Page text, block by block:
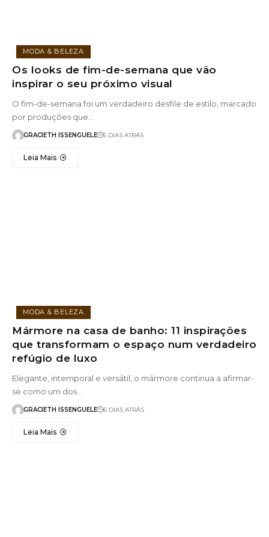
MODA & BELEZA
Os looks de fim-de-semana que vão
inspirar o seu próximo visual
O fim-de-semana foi um verdadeiro desfile de estilo, marcado
por produções que…
GRACIETH ISSENGUELE 5 DIAS ATRÁS
Leia Mais
MODA & BELEZA
Mármore na casa de banho: 11 inspirações
que transformam o espaço num verdadeiro
refúgio de luxo
Elegante, intemporal e versátil, o mármore continua a afirmar-
se como um dos…
GRACIETH ISSENGUELE 6 DIAS ATRÁS
Leia Mais